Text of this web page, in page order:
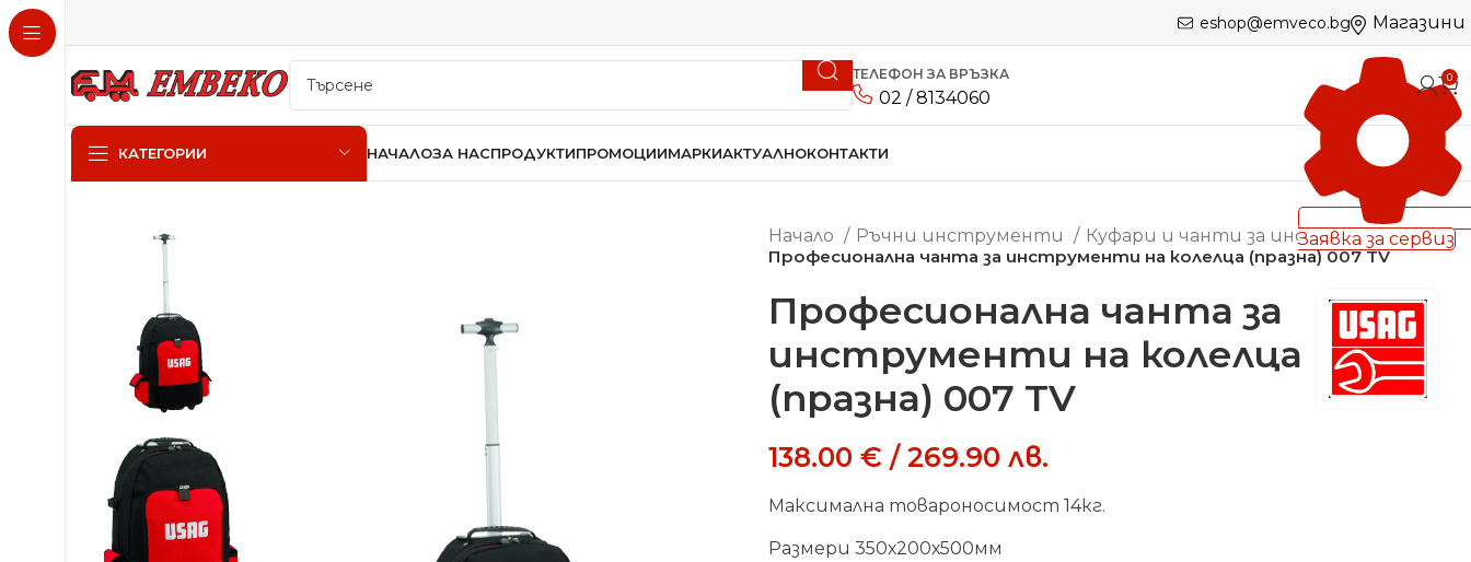
eshop@emveco.bg Магазини
ТЕЛЕФОН ЗА ВРЪЗКА
02 / 8134060
0
КАТЕГОРИИ НАЧАЛОЗА НАСПРОДУКТИПРОМОЦИИМАРКИАКТУАЛНОКОНТАКТИ
Заявка за сервиз
Начало Ръчни инструменти
Куфари и чанти за инструменти
Професионална чанта за инструменти на колелца (празна) 007 TV
Професионална чанта за
инструменти на колелца
(празна) 007 TV
138.00 € / 269.90 лв.
Максимална товароносимост 14кг.
Размери 350х200х500мм